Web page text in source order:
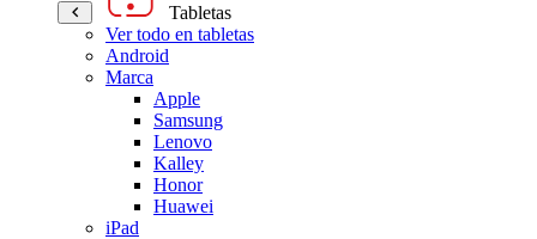
Tabletas
Ver todo en tabletas
Android
Marca
Apple
Samsung
Lenovo
Kalley
Honor
Huawei
iPad